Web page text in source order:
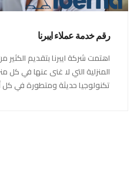
رقم خدمة عملاء ايبرنا
اهتمت شركة ايبرنا بتقديم الكثير
المنزلية التي لا غنى عنها في كل
تكنولوجيا حديثة ومتطورة في كل